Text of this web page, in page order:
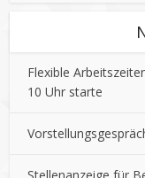
Flexible
10 Uhr starte